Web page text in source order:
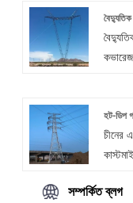
ইস্পাত,
জন্য
বৈদ্যুতিক
শক্তি
হট-ডিপ
চীনের
কাঠামো
সম্পর্কিত ব্লগ